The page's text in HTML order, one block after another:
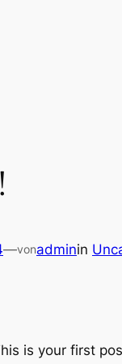
—vonadminin
is your first